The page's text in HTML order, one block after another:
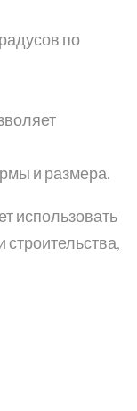
по
и размера.
использовать